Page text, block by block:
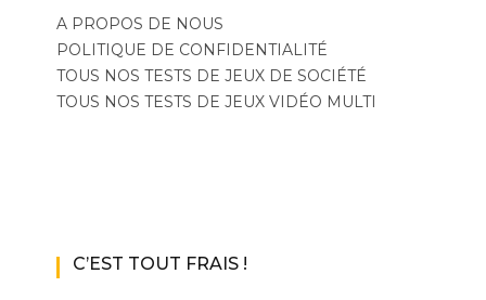
A PROPOS DE NOUS
POLITIQUE DE CONFIDENTIALITÉ
TOUS NOS TESTS DE JEUX DE SOCIÉTÉ
TOUS NOS TESTS DE JEUX VIDÉO MULTI
C’EST TOUT FRAIS !